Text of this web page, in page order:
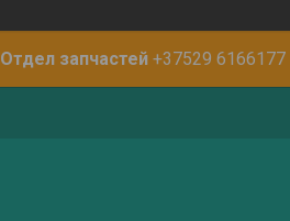
Отдел запчастей +37529 6166177